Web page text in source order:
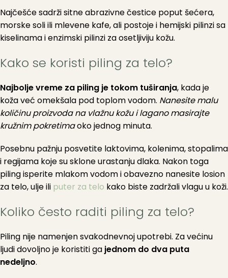
Najčešće sadrži sitne abrazivne čestice poput šećera,
morske soli ili mlevene kafe, ali postoje i hemijski pilinzi sa
kiselinama i enzimski pilinzi za osetljiviju kožu.
Kako se koristi piling za telo?
Najbolje vreme za piling je tokom tuširanja, kada je
koža već omekšala pod toplom vodom. Nanesite malu
količinu proizvoda na vlažnu kožu i lagano masirajte
kružnim pokretimaoko jednog minuta.
Posebnu pažnju posvetite laktovima, kolenima, stopalima
i regijama koje su sklone urastanju dlaka. Nakon toga
piling isperite mlakom vodom i obavezno nanesite losion
za telo, ulje ili puter za telo kako biste zadržali vlagu u koži.
Koliko često raditi piling za telo?
Piling nije namenjen svakodnevnoj upotrebi. Za većinu
ljudi dovoljno je koristiti ga jednom do dva puta
nedeljno.